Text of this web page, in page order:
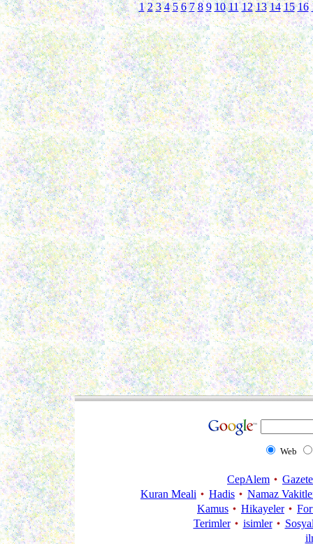
1 2 3 4 5 6 7 8 9 10 11 12 13 14 15 16
Web
CepAlem
Kuran Meali
Hadis
Namaz
Kamus
Hikayeler
Terimler
isimler